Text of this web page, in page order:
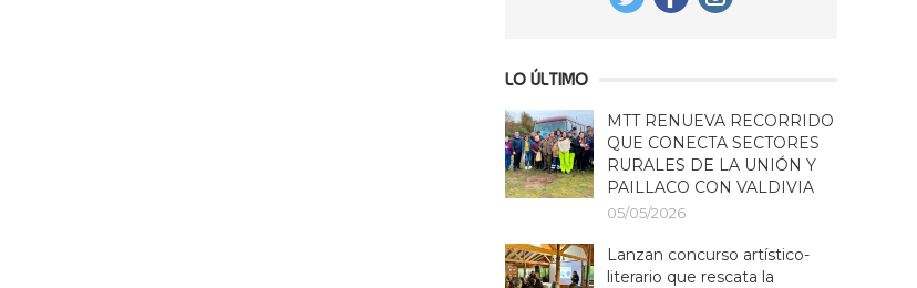
LO ÚLTIMO
MTT RENUEVA RECORRIDO
QUE CONECTA SECTORES
RURALES DE LA UNIÓN Y
PAILLACO CON VALDIVIA
05/05/2026
Lanzan concurso artístico-
literario que rescata la